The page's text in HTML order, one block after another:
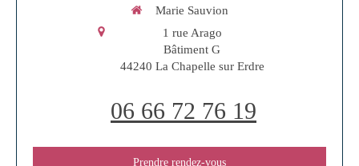
Marie Sauvion
1 rue Arago
Bâtiment G
44240 La Chapelle sur Erdre
06 66 72 76 19
Prendre rendez-vous